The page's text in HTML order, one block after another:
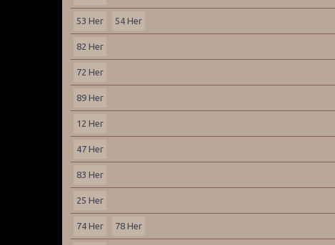
53 Her 54 Her
82 Her
72 Her
89 Her
12 Her
47 Her
83 Her
25 Her
74 Her 78 Her